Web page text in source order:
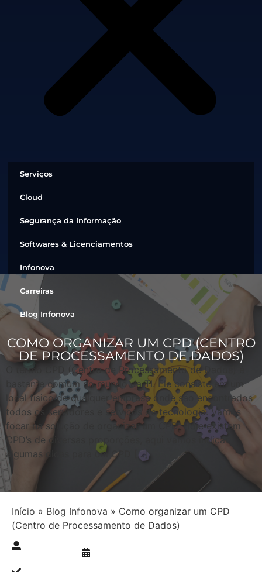
Serviços
Cloud
Segurança da Informação
Softwares & Licenciamentos
Infonova
Carreiras
Blog Infonova
COMO ORGANIZAR UM CPD (CENTRO
DE PROCESSAMENTO DE DADOS)
O termo CPD (Centro de Processamento de Dados) é
bastante comum no mundo da TI. Ele consiste em um
local físico de qualquer empresa onde são encontrados
todos os servidores e serviços de tecnologia. Vamos
focar na solução de organizar um CPD. Hoje existem
CPD’s de diversas proporções, aqui vamos indicar
algumas dicas para um CPD […]
Início » Blog Infonova » Como organizar um CPD
(Centro de Processamento de Dados)